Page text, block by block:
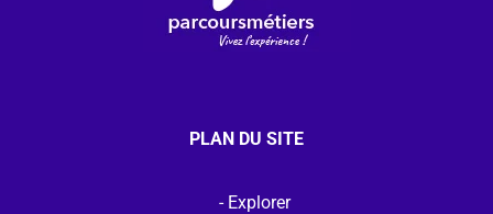
PLAN DU SITE
Explorer